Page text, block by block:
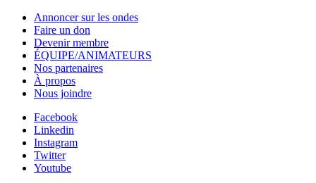
Annoncer sur les ondes
Faire un don
Devenir membre
ÉQUIPE/ANIMATEURS
Nos partenaires
À propos
Nous joindre
Facebook
Linkedin
Instagram
Twitter
Youtube